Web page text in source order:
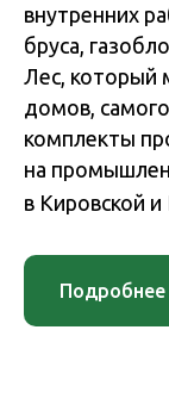
внутренних
бруса,
Лес, который
домов,
комплекты
на
в Кировской
Подробнее